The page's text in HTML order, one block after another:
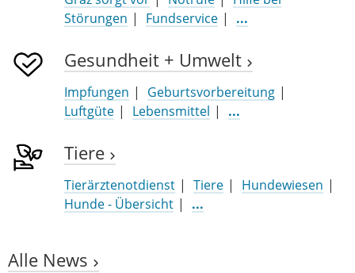
Störungen
Fundservice ...
Gesundheit + Umwelt
Impfungen
Geburtsvorbereitung
Luftgüte
Lebensmittel ...
Tiere
Tierärztenotdienst Tiere
Hundewiesen
Hunde - Übersicht
...
Alle News